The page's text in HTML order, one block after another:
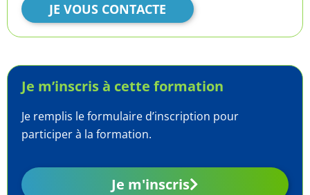
JE VOUS CONTACTE
Je m’inscris à cette formation
Je remplis le formulaire d’inscription pour
participer à la formation.
Je m'inscris